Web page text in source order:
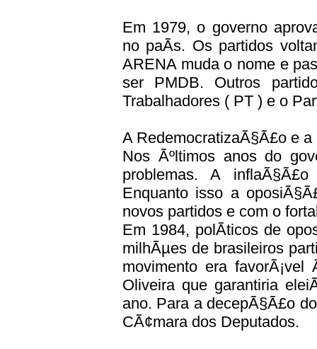
Em 1979, o governo
no paÃ­s. Os partidos
ARENA muda o nome e
ser PMDB. Outros
Trabalhadores ( PT ) e o
A RedemocratizaÃ§Ã£o e
Nos Ãºltimos anos do
problemas. A
Enquanto isso a
novos partidos e com o
Em 1984, polÃ­ticos de
milhÃµes de brasileiros
movimento era
Oliveira que garantiria
ano. Para a decepÃ§Ã£o
CÃ¢mara dos Deputados.